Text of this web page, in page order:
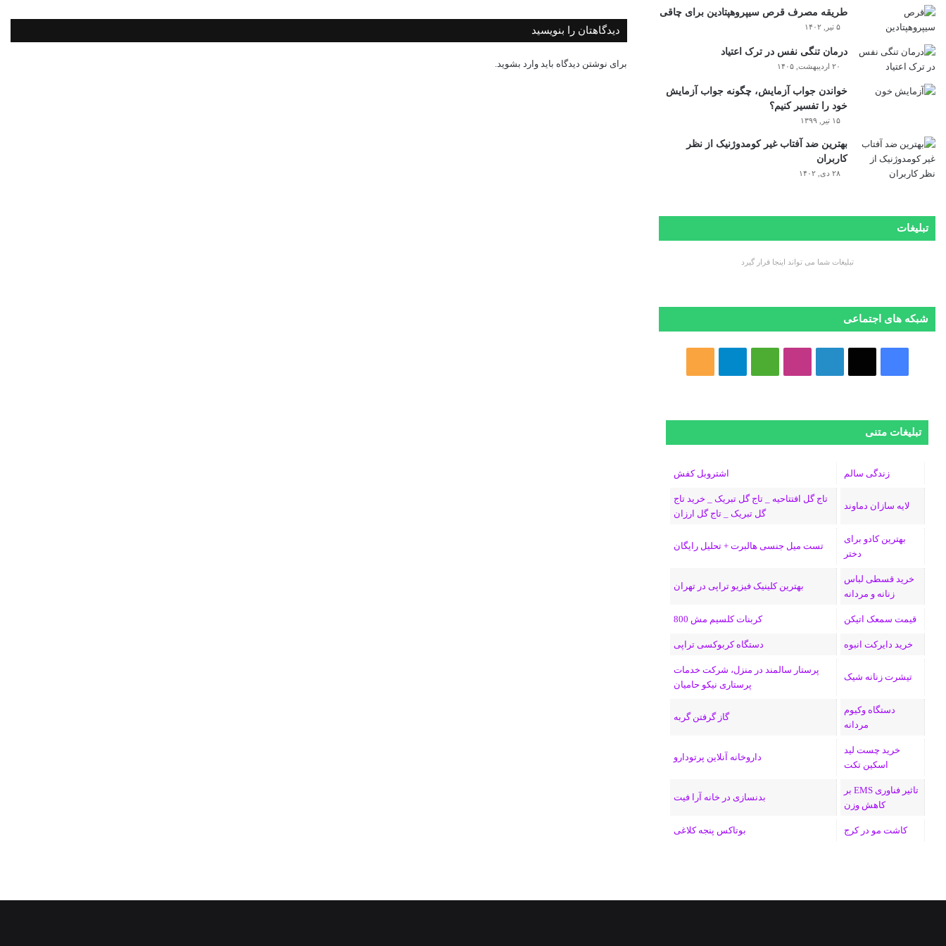
دیدگاهتان را بنویسید
برای نوشتن دیدگاه باید وارد بشوید
طریقه مصرف قرص سیپروهپتادین برای چاقی
۵ تیر, ۱۴۰۲
درمان تنگی نفس در ترک اعتیاد
۲۰ اردیبهشت, ۱۴۰۵
خواندن جواب آزمایش، چگونه جواب آزمایش
خود را تفسیر کنیم؟
۱۵ تیر, ۱۳۹۹
بهترین ضد آفتاب غیر کومدوژنیک از نظر
کاربران
۲۸ دی, ۱۴۰۲
تبلیغات
تبلیغات شما می تواند اینجا قرار گیرد
شبکه های اجتماعی
س
ب
و
ک
ک
س
ن
ک
ا
ن
س
ا
ا
d
i
m
گ
ر
ا
م
ر
ا
ک
تبلیغات متنی
زندگی سالم اشتروبل کفش
لایه سازان دماوند
تاج گل افتتاحیه _ تاج گل تبریک _ خرید تاج
گل تبریک _ تاج گل ارزان
بهترین کادو برای
دختر
تست میل جنسی هالبرت + تحلیل رایگان
خرید قسطی لباس
زنانه و مردانه
بهترین کلینیک فیزیو تراپی در تهران
قیمت سمعک اتیکن کربنات کلسیم مش 800
خرید دایرکت انبوه دستگاه کربوکسی تراپی
تیشرت زنانه شیک
پرستار سالمند در منزل، شرکت خدمات
پرستاری نیکو حامیان
دستگاه وکیوم
مردانه
گاز گرفتن گربه
خرید چست لید
اسکین تکت
داروخانه آنلاین پرتودارو
تاثیر فناوری EMS بر
کاهش وزن
بدنسازی در خانه آرا فیت
کاشت مو در کرج بوتاکس پنجه کلاغی